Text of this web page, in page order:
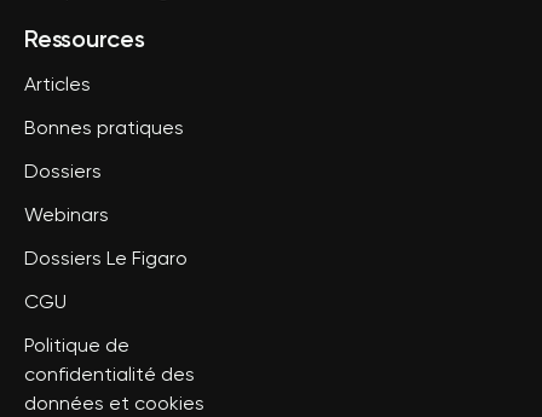
Ressources
Articles
Bonnes pratiques
Dossiers
Webinars
Dossiers Le Figaro
CGU
Politique de
confidentialité des
données et cookies